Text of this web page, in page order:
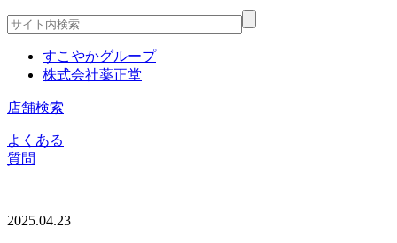
すこやかグループ
株式会社薬正堂
店舗検索
よくある
質問
2025.04.23